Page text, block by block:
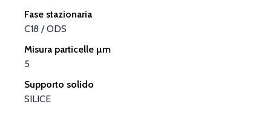
Fase stazionaria
C18 / ODS
Misura particelle µm
5
Supporto solido
SILICE